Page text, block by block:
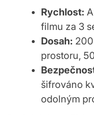
Rychlost:
filmu za 3
Dosah:
prostoru,
šifrováno
odolným